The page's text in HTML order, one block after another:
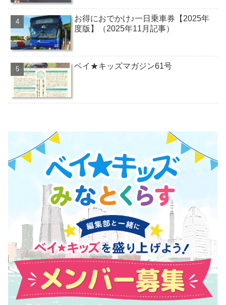
お得におでかけ♪一日乗車券【2025年
度版】（2025年11月記事）
ベイ★キッズマガジン61号